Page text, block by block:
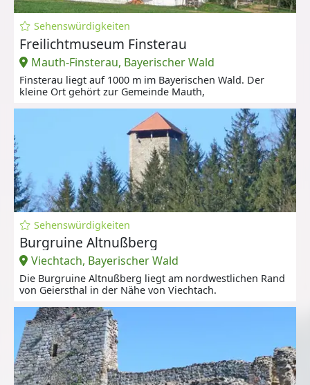
Sehenswürdigkeiten
Freilichtmuseum Finsterau
Mauth-Finsterau, Bayerischer Wald
Finsterau liegt auf 1000 m im Bayerischen Wald. Der
kleine Ort gehört zur Gemeinde Mauth,
Sehenswürdigkeiten
Burgruine Altnußberg
Viechtach, Bayerischer Wald
Die Burgruine Altnußberg liegt am nordwestlichen Rand
von Geiersthal in der Nähe von Viechtach.